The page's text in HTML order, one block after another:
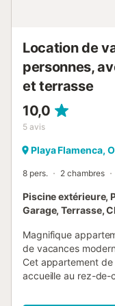
mètres ...
Location de
personnes,
et terrasse
10,0
5 avis
Playa Flamenca,
8 pers. 2 chambres
Piscine extérieure,
Garage, Terrasse,
Magnifique
de vacances
Cet appartement
accueille au rez-de-
profitez du concept